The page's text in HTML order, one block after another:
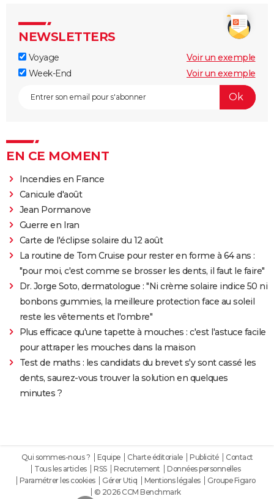
NEWSLETTERS
Voyage
Voir un exemple
Week-End
Voir un exemple
EN CE MOMENT
Incendies en France
Canicule d'août
Jean Pormanove
Guerre en Iran
Carte de l'éclipse solaire du 12 août
La routine de Tom Cruise pour rester en forme à 64 ans :
"pour moi, c'est comme se brosser les dents, il faut le faire"
Dr. Jorge Soto, dermatologue : "Ni crème solaire indice 50 ni
bonbons gummies, la meilleure protection face au soleil
reste les vêtements et l'ombre"
Plus efficace qu'une tapette à mouches : c'est l'astuce facile
pour attraper les mouches dans la maison
Test de maths : les candidats du brevet s'y sont cassé les
dents, saurez-vous trouver la solution en quelques
minutes ?
Qui sommes-nous ? Equipe Charte éditoriale Publicité
Contact
Tous les articles
RSS Recrutement
Données personnelles
Paramétrer les cookies
Gérer Utiq Mentions légales
Groupe Figaro
© 2026 CCM Benchmark